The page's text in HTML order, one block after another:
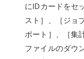
にIDカードをセ
スト］、［ジョ
ポート］、［集
ファイルのダウ